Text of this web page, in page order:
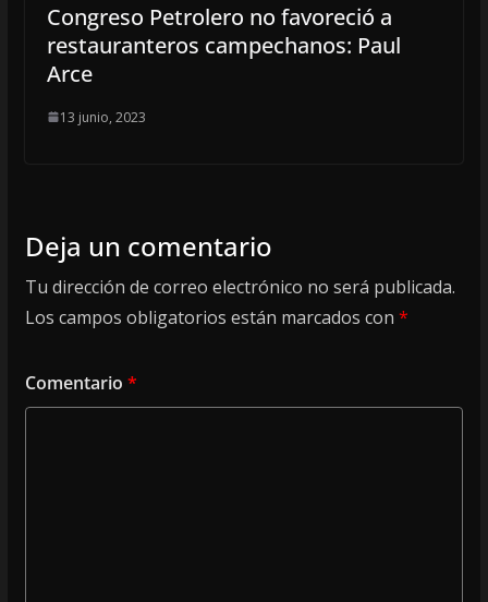
Congreso Petrolero no favoreció a
restauranteros campechanos: Paul
Arce
13 junio, 2023
Deja un comentario
Tu dirección de correo electrónico no será publicada.
Los campos obligatorios están marcados con *
Comentario *